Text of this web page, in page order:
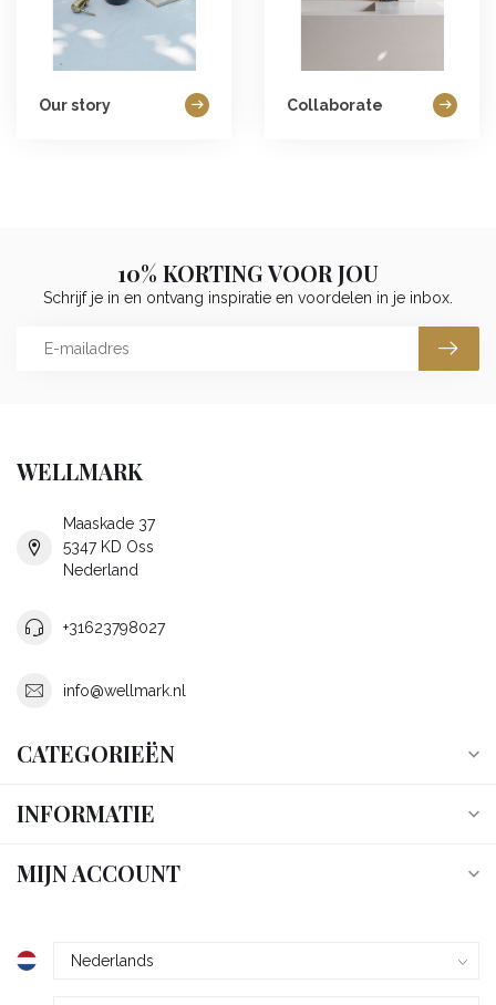
Our story Collaborate
10% KORTING VOOR JOU
Schrijf je in en ontvang inspiratie en voordelen in je inbox.
WELLMARK
Maaskade 37
5347 KD Oss
Nederland
+31623798027
info@wellmark.nl
CATEGORIEËN
INFORMATIE
MIJN ACCOUNT